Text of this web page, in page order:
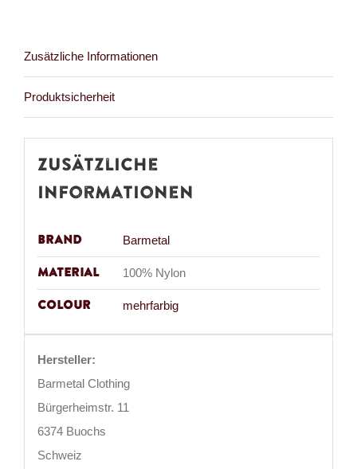
Zusätzliche Informationen
Produktsicherheit
Zusätzliche
Informationen
Brand Barmetal
Material 100% Nylon
Colour mehrfarbig
Hersteller:
Barmetal Clothing
Bürgerheimstr. 11
6374 Buochs
Schweiz